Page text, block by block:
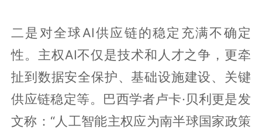
二是对全球AI供应链的稳定充满不确定
性。主权AI不仅是技术和人才之争，更牵
扯到数据安全保护、基础设施建设、关键
供应链稳定等。巴西学者卢卡·贝利更是发
文称：“人工智能主权应为南半球国家政策